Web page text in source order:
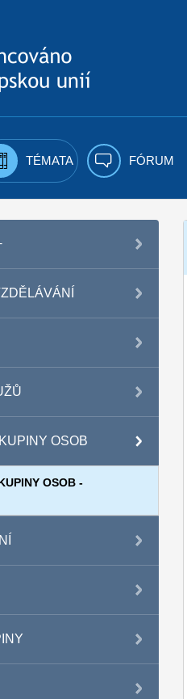
TÉMATA FÓRUM
OSOB
OSOB -